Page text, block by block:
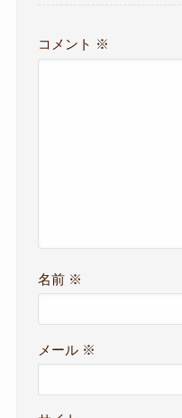
コメント ※
名前 ※
メール ※